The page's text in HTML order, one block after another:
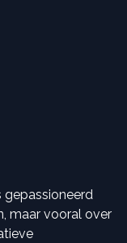
gepassioneerd
maar vooral over